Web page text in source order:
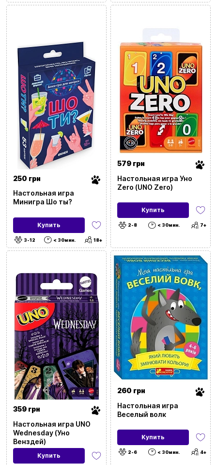
250 грн
Настольная игра
Минигра Шо ты?
Купить
3-12 < 30мин. 18+
579 грн
Настольная игра Уно
Zero (UNO Zero)
Купить
2-8 < 30мин. 7+
359 грн
Настольная игра UNO
Wednesday (Уно
Венздей)
Купить
260 грн
Настольная игра
Веселый волк
Купить
2-6 < 30мин. 4+